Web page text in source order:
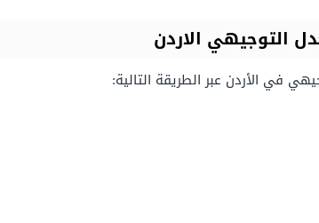
التوجيهي الاردن
في الأردن عبر الطريقة التالية: